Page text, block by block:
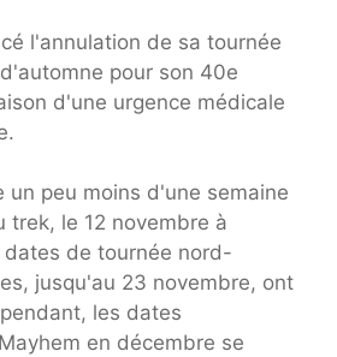
l'annulation de sa tournée
pour son 40e
d'une urgence médicale
un peu moins d'une semaine
trek, le 12 novembre à
dates de tournée nord-
jusqu'au 23 novembre, ont
les dates
en décembre se